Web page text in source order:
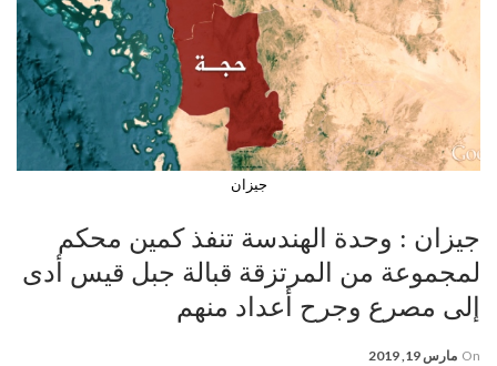
جيزان
جيزان : وحدة الهندسة تنفذ كمين محكم
لمجموعة من المرتزقة قبالة جبل قيس أدى
إلى مصرع وجرح أعداد منهم
On مارس 19, 2019